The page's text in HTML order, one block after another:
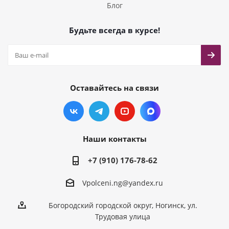
Блог
Будьте всегда в курсе!
Оставайтесь на связи
Наши контакты
+7 (910) 176-78-62
Vpolceni.ng@yandex.ru
Богородский городской округ, Ногинск, ул.
Трудовая улица